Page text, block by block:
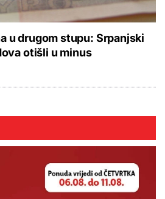
u drugom stupu: Srpanjski
otišli u minus